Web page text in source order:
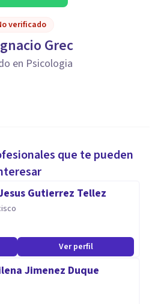
verificado
Grec
en Psicologia
que te pueden
Gutierrez Tellez
Ver perfil
Jimenez Duque